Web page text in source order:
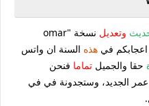
وتعديل
نسخة "omar
في هذه السنة ان واتس
حقا والجميل تماما فنحن
الجديد، وستجدونة في في